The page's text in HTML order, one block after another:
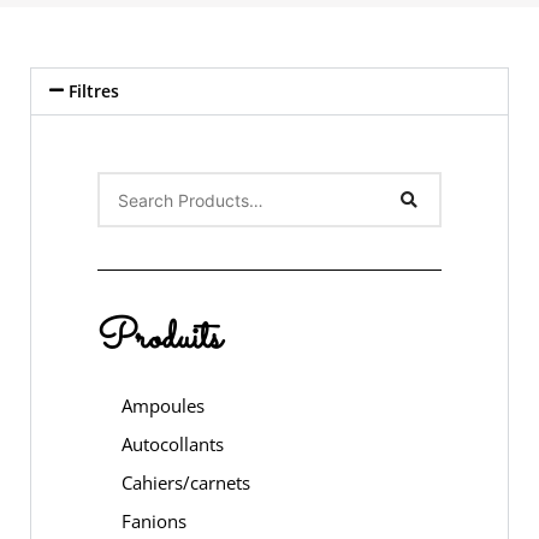
Filtres
Produits
Ampoules
Autocollants
Cahiers/carnets
Fanions